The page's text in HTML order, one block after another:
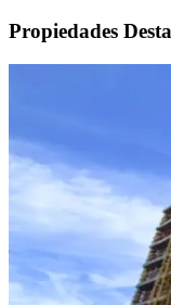
Propiedades